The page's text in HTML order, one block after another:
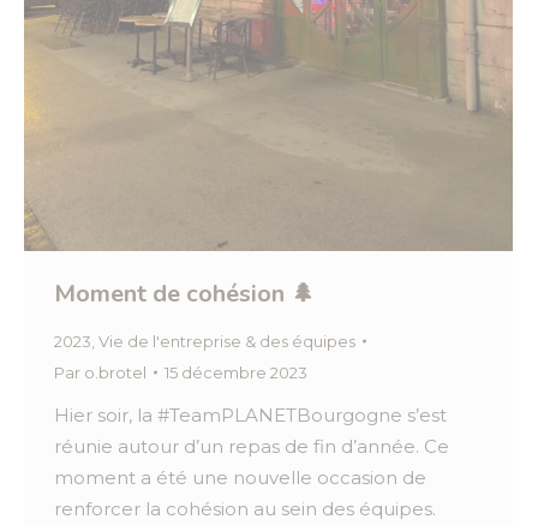
Moment de cohésion 🌲
2023, Vie de l'entreprise & des équipes
Par o.brotel 15 décembre 2023
Hier soir, la #TeamPLANETBourgogne s’est
réunie autour d’un repas de fin d’année. Ce
moment a été une nouvelle occasion de
renforcer la cohésion au sein des équipes.